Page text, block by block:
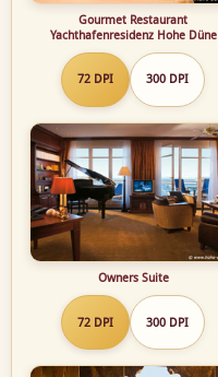
Gourmet Restaurant
Yachthafenresidenz Hohe Düne
72 DPI 300 DPI
Owners Suite
72 DPI 300 DPI